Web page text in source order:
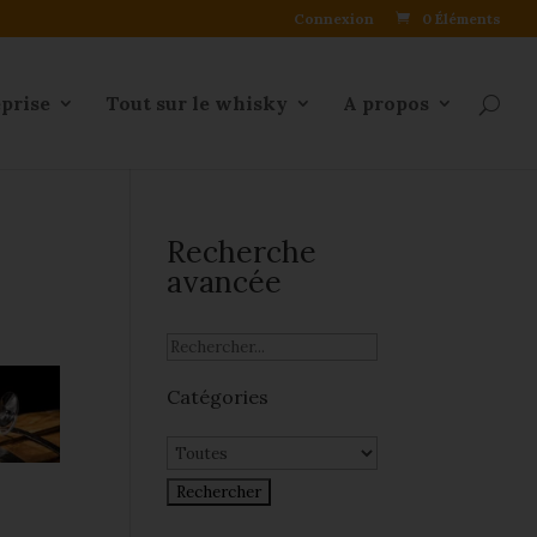
Connexion 0 Éléments
Tout sur le whisky A propos
Recherche
avancée
Catégories